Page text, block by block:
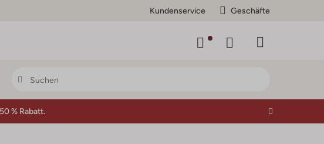
Kundenservice Geschäfte
50 % Rabatt.